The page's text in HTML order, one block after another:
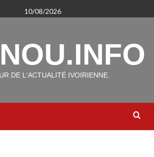
10/08/2026
DE L'ACTUALITÉ IVOIRIENNE.